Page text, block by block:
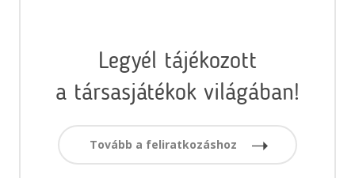
Legyél tájékozott
a társasjátékok világában!
Tovább a feliratkozáshoz